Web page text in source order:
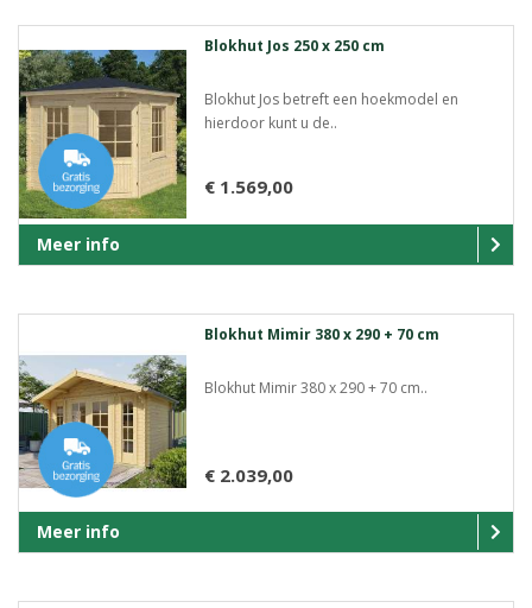
Blokhut Jos 250 x 250 cm
Blokhut Jos betreft een hoekmodel en
hierdoor kunt u de..
€ 1.569,00
Meer info
Blokhut Mimir 380 x 290 + 70 cm
Blokhut Mimir 380 x 290 + 70 cm..
€ 2.039,00
Meer info